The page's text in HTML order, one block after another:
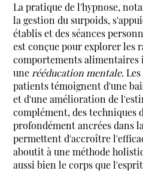
La pratique de l'hypnose,
la gestion du surpoids,
établis et des séances
est conçue pour explorer les
comportements alimentaires
une rééducation mentale.
patients témoignent d'une
et d'une amélioration de
complément, des techniques
profondément ancrées dans
permettent d'accroître
aboutit à une méthode
aussi bien le corps que